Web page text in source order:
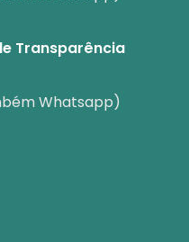
Transparência
Whatsapp)